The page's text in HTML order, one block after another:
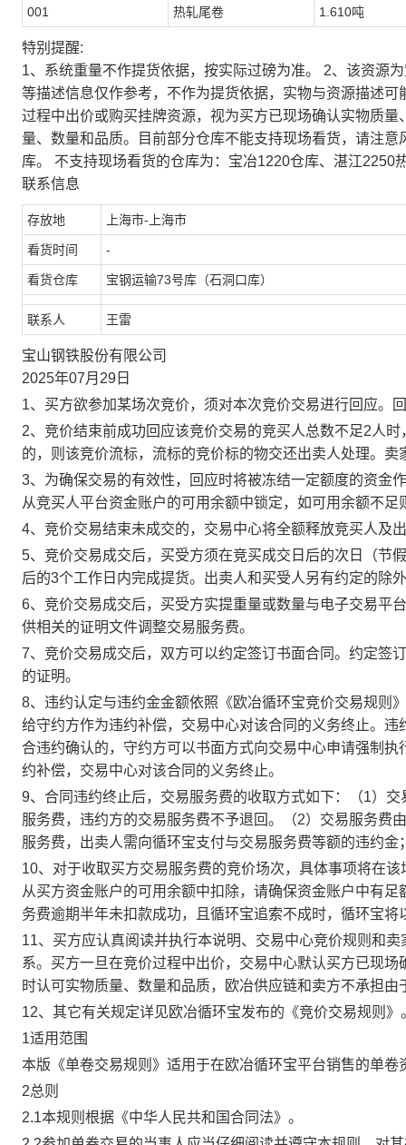
001 热轧尾卷 1.610吨
特别提醒:
1、系统重量不作提货依据，按实际过磅为准。 2、该资源
等描述信息仅作参考，不作为提货依据，实物与资源描述
过程中出价或购买挂牌资源，视为买方已现场确认实物质
量、数量和品质。目前部分仓库不能支持现场看货，请注
库。 不支持现场看货的仓库为：宝冶1220仓库、湛江2250
联系信息
存放地 上海市-上海市
看货时间 -
看货仓库 宝钢运输73号库（石洞口库）
联系人 王雷
宝山钢铁股份有限公司
2025年07月29日
1、买方欲参加某场次竞价，须对本次竞价交易进行回应。
2、竞价结束前成功回应该竞价交易的竞买人总数不足2人
的，则该竞价流标，流标的竞价标的物交还出卖人处理。
3、为确保交易的有效性，回应时将被冻结一定额度的资金
从竞买人平台资金账户的可用余额中锁定，如可用余额不足
4、竞价交易结束未成交的，交易中心将全额释放竞买人及
5、竞价交易成交后，买受方须在竞买成交日后的次日（节
后的3个工作日内完成提货。出卖人和买受人另有约定的除
6、竞价交易成交后，买受方实提重量或数量与电子交易平
供相关的证明文件调整交易服务费。
7、竞价交易成交后，双方可以约定签订书面合同。约定签
的证明。
8、违约认定与违约金金额依照《欧冶循环宝竞价交易规则
给守约方作为违约补偿，交易中心对该合同的义务终止。
合违约确认的，守约方可以书面方式向交易中心申请强制
约补偿，交易中心对该合同的义务终止。
9、合同违约终止后，交易服务费的收取方式如下：（1）
服务费，违约方的交易服务费不予退回。（2）交易服务费
服务费，出卖人需向循环宝支付与交易服务费等额的违约
10、对于收取买方交易服务费的竞价场次，具体事项将在
从买方资金账户的可用余额中扣除，请确保资金账户中有
务费逾期半年未扣款成功，且循环宝追索不成时，循环宝将
11、买方应认真阅读并执行本说明、交易中心竞价规则和
系。买方一旦在竞价过程中出价，交易中心默认买方已现
时认可实物质量、数量和品质，欧冶供应链和卖方不承担由
12、其它有关规定详见欧冶循环宝发布的《竞价交易规则》
1适用范围
本版《单卷交易规则》适用于在欧冶循环宝平台销售的单卷
2总则
2.1本规则根据《中华人民共和国合同法》。